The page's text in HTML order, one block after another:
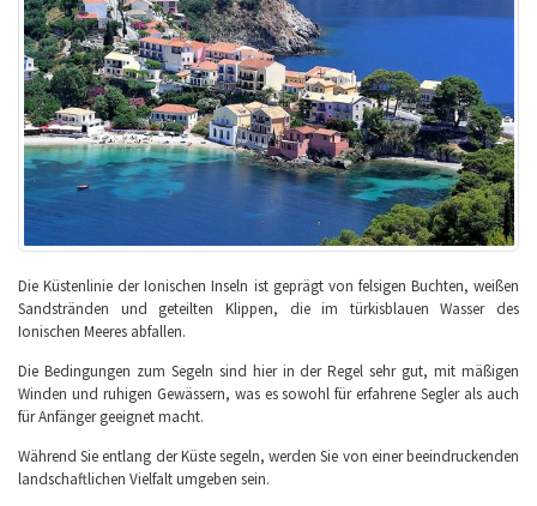
Die Küstenlinie der Ionischen Inseln ist geprägt von felsigen Buchten, weißen
Sandstränden und geteilten Klippen, die im türkisblauen Wasser des
Ionischen Meeres abfallen.
Die Bedingungen zum Segeln sind hier in der Regel sehr gut, mit mäßigen
Winden und ruhigen Gewässern, was es sowohl für erfahrene Segler als auch
für Anfänger geeignet macht.
Während Sie entlang der Küste segeln, werden Sie von einer beeindruckenden
landschaftlichen Vielfalt umgeben sein.